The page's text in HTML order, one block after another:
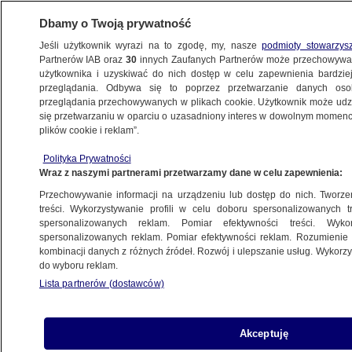
BIZNES
Z KRAJU
Impact'26. TVN24 ze specjalnym cyklem
Natalia Kieszek
12.05.2026, 09:05Aktualizacja: 12.05.2026, 12:46
Posłuchaj artykułu
Czyta lektor AI
Dbamy o Twoją prywatność
Jeśli użytkownik wyrazi na to zgodę, my, naszepodmioty
Partnerów IAB oraz30 innych Zaufanych Partnerów może
użytkownika i uzyskiwać do nich dostęp w celu zapewnienia
przeglądania. Odbywa się to poprzez przetwarzanie danych
przeglądania przechowywanych w plikach cookie. Użytkownik może
się przetwarzaniu w oparciu o uzasadniony interes w dowolnym
plików cookie i reklam”.
Polityka Prywatności
Wraz z naszymi partnerami przetwarzamy dane w celu zapewnienia:
Przechowywanie informacji na urządzeniu lub dostęp do nich.
treści. Wykorzystywanie profili w celu doboru spersonalizowanych
spersonalizowanych reklam. Pomiar efektywności treści.
spersonalizowanych reklam. Pomiar efektywności reklam.
kombinacji danych z różnych źródeł. Rozwój i ulepszanie usług.
do wyboru reklam.
Lista partnerów (dostawców)
Akceptuję